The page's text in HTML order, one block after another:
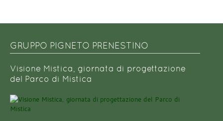
GRUPPO PIGNETO PRENESTINO
Visione Mistica, giornata di progettazione
del Parco di Mistica